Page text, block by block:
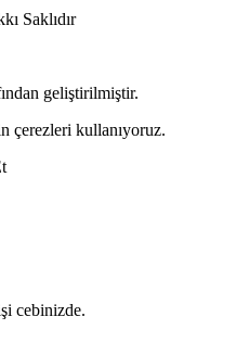
Saklıdır
geliştirilmiştir.
çerezleri kullanıyoruz.
cebinizde.